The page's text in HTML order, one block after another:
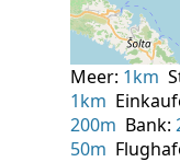
Meer: 1km
1km
200m Bank:
50m